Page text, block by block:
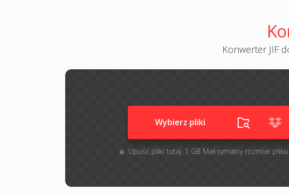
Konwerter JIF
Wybierz pliki
Upuść pliki tutaj. 1 GB Maksymalny rozmiar